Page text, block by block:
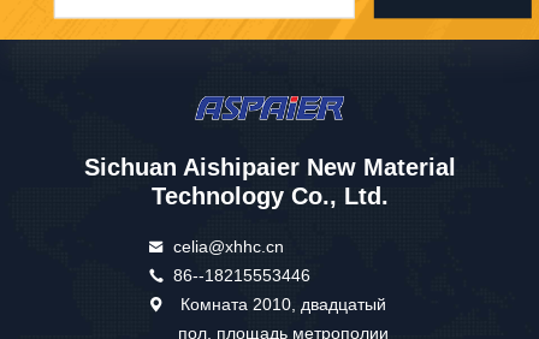
Sichuan Aishipaier New Material
Technology Co., Ltd.
celia@xhhc.cn
86--18215553446
Комната 2010, двадцатый
пол, площадь метрополии